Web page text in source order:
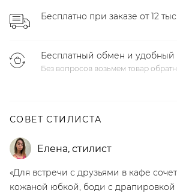
Бесплатно при заказе от 12
Бесплатный обмен и удобный
Без вопросов возьмем товар
СОВЕТ СТИЛИСТА
Елена, стилист
«Для встречи с друзьями в кафе
кожаной юбкой, боди с драпировкой